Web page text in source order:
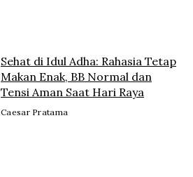
Sehat di Idul Adha: Rahasia Tetap
Makan Enak, BB Normal dan
Tensi Aman Saat Hari Raya
Caesar Pratama